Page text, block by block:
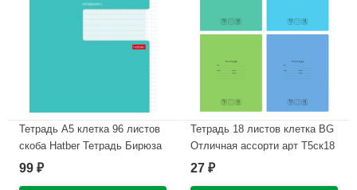
Тетрадь А5 клетка 96 листов
скоба Hatber Тетрадь Бирюза
арт.96Т5В1_27562
99 ₽
Тетрадь 18 листов клетка BG
Отличная ассорти арт Т5ск18
11775
27 ₽